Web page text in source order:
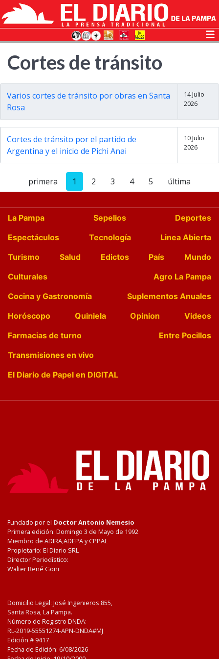
Cortes de tránsito
Varios cortes de tránsito por obras en Santa
Rosa
14 Julio
2026
Cortes de tránsito por el partido de
Argentina y el inicio de Pichi Anai
10 Julio
2026
primera 1 2 3 4 5 última
La Pampa Sepelios
Deportes
Espectáculos
Tecnología
Linea Abierta
Turismo
Salud Edictos País
Mundo
Culturales
Agro La Pampa
Cocina y Gastronomía
Suplementos Anuales
Horóscopo
Quiniela Opinion
Videos
Farmacias de turno
Entre Pocillos
Transmisiones en vivo
El Diario de Papel en DIGITAL
Fundado por el Doctor Antonio Nemesio
Primera edición: Domingo 3 de Mayo de 1992
Miembro de ADIRA,ADEPA y CPPAL
Propietario: El Diario SRL
Director Periodístico:
Walter René Goñi
Domicilio Legal: José Ingenieros 855,
Santa Rosa, La Pampa.
Número de Registro DNDA:
RL-2019-55551274-APN-DNDA#MJ
Edición # 9417
Fecha de Edición: 6/08/2026